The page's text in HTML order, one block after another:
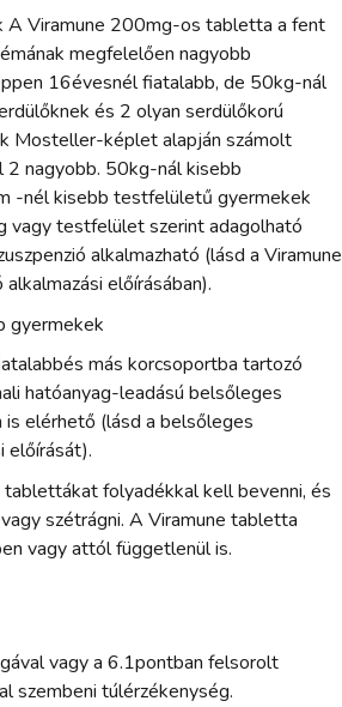
A Viramune 200mg-os tabletta a fent
megfelelően nagyobb
16évesnél fiatalabb, de 50kg-nál
és 2 olyan serdülőkorú
Mosteller-képlet alapján számolt
nagyobb. 50kg-nál kisebb
-nél kisebb testfelületű gyermekek
vagy testfelület szerint adagolható
alkalmazható (lásd a Viramune
előírásában).
gyermekek
más korcsoportba tartozó
hatóanyag-leadású belsőleges
is elérhető (lásd a belsőleges
előírását).
folyadékkal kell bevenni, és
szétrágni. A Viramune tabletta
vagy attól függetlenül is.
vagy a 6.1pontban felsorolt
szembeni túlérzékenység.